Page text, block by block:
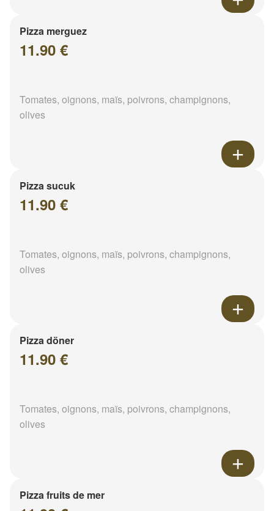
Pizza merguez
11.90 €
Tomates, oignons, maïs, poivrons, champignons,
olives
Pizza sucuk
11.90 €
Tomates, oignons, maïs, poivrons, champignons,
olives
Pizza döner
11.90 €
Tomates, oignons, maïs, poivrons, champignons,
olives
Pizza fruits de mer